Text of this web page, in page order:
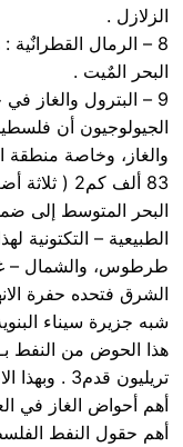
الزلازل .
8 – الرمال
البحر المٌيت .
9 – البترول والغاز
الجيولوجيون أن
والغاز، وخاصة
83 ألف
البحر المتوسط إلى
الطبيعية –
طرطوس، والشمال –
الشرق فتحده حفرة
شبه جزيرة سيناء
تريليون
أهم أحواض الغاز في
أهم حقول النفط